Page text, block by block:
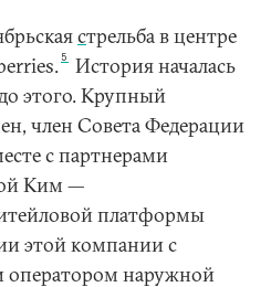
стрельба в центре
5
История началась
этого. Крупный
член Совета Федерации
с партнерами
Ким —
платформы
этой компании с
наружной